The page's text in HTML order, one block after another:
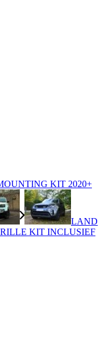
KIT 2020+
LAND
KIT INCLUSIEF